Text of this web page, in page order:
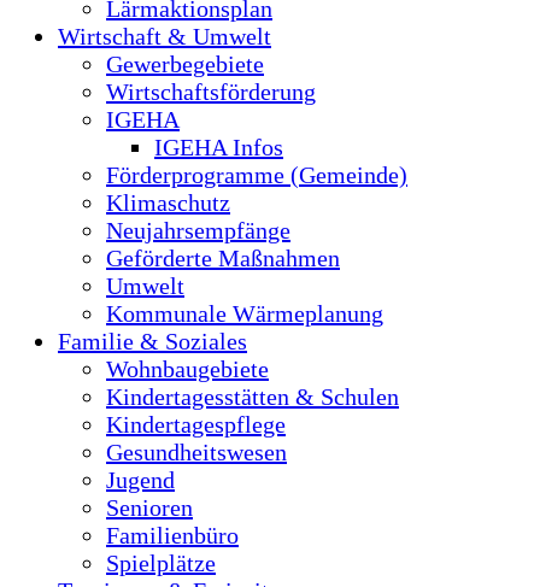
Lärmaktionsplan
Wirtschaft & Umwelt
Gewerbegebiete
Wirtschaftsförderung
IGEHA
IGEHA Infos
Förderprogramme (Gemeinde)
Klimaschutz
Neujahrsempfänge
Geförderte Maßnahmen
Umwelt
Kommunale Wärmeplanung
Familie & Soziales
Wohnbaugebiete
Kindertagesstätten & Schulen
Kindertagespflege
Gesundheitswesen
Jugend
Senioren
Familienbüro
Spielplätze